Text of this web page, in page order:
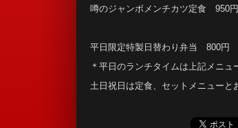
噂のジャンボメンチカツ定食 950円
平日限定特製日替わり弁当 800円
＊平日のランチタイムは上記メニュ
土日祝日は定食、セットメニューと